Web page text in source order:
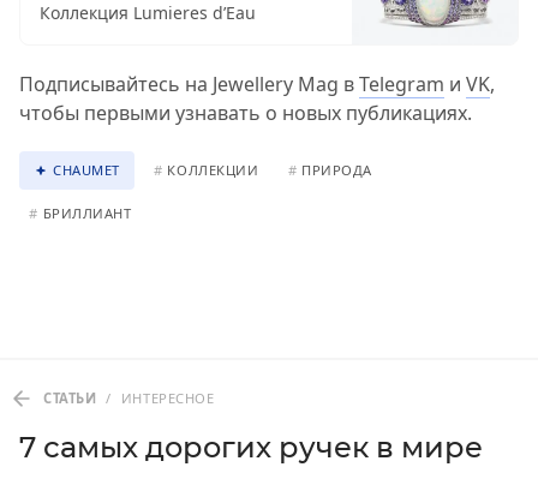
Коллекция Lumieres d’Eau
Подписывайтесь на Jewellery Mag вTelegram и VK,
чтобы первыми узнавать о новых публикациях.
CHAUMET # КОЛЛЕКЦИИ # ПРИРОДА
# БРИЛЛИАНТ
СТАТЬИ / ИНТЕРЕСНОЕ
7 самых дорогих ручек в мире